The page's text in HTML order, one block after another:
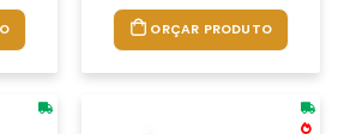
ORÇAR PRODUTO